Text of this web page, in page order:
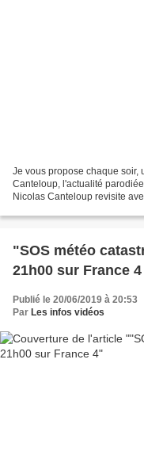
Je vous propose chaque soir,
Canteloup, l'actualité
Nicolas Canteloup revisite
"SOS météo
21h00 sur France 4
Publié le 20/06/2019 à 20:53
Par Les infos vidéos